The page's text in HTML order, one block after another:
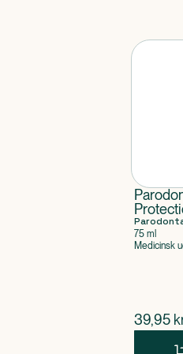
75 ml
Medicinsk
$
39,95